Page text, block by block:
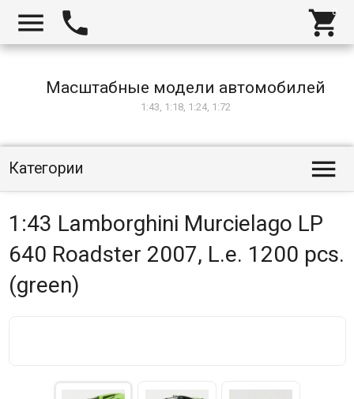
  
Масштабные модели автомобилей
1:43, 1:18, 1:24, 1:72
Категории 
1:43 Lamborghini Murcielago LP
640 Roadster 2007, L.e. 1200 pcs.
(green)